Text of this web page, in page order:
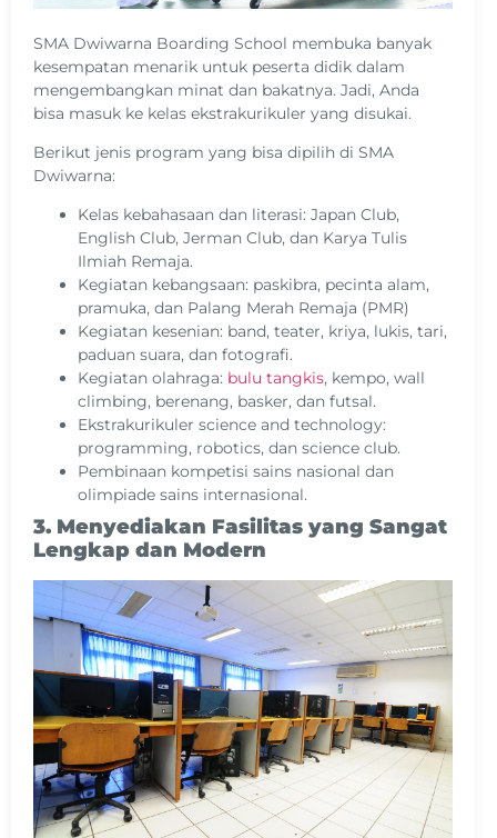
SMA Dwiwarna Boarding School membuka banyak
kesempatan menarik untuk peserta didik dalam
mengembangkan minat dan bakatnya. Jadi, Anda
bisa masuk ke kelas ekstrakurikuler yang disukai.
Berikut jenis program yang bisa dipilih di SMA
Dwiwarna:
Kelas kebahasaan dan literasi: Japan Club,
English Club, Jerman Club, dan Karya Tulis
Ilmiah Remaja.
Kegiatan kebangsaan: paskibra, pecinta alam,
pramuka, dan Palang Merah Remaja (PMR)
Kegiatan kesenian: band, teater, kriya, lukis, tari,
paduan suara, dan fotografi.
Kegiatan olahraga: bulu tangkis, kempo, wall
climbing, berenang, basker, dan futsal.
Ekstrakurikuler science and technology:
programming, robotics, dan science club.
Pembinaan kompetisi sains nasional dan
olimpiade sains internasional.
3. Menyediakan Fasilitas yang Sangat
Lengkap dan Modern